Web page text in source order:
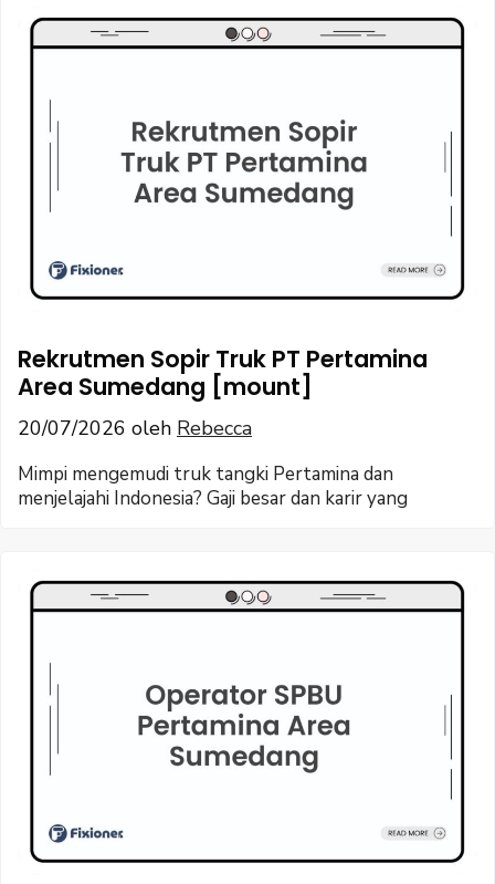
Rekrutmen Sopir Truk PT Pertamina
Area Sumedang [mount]
20/07/2026 oleh Rebecca
Mimpi mengemudi truk tangki Pertamina dan
menjelajahi Indonesia? Gaji besar dan karir yang